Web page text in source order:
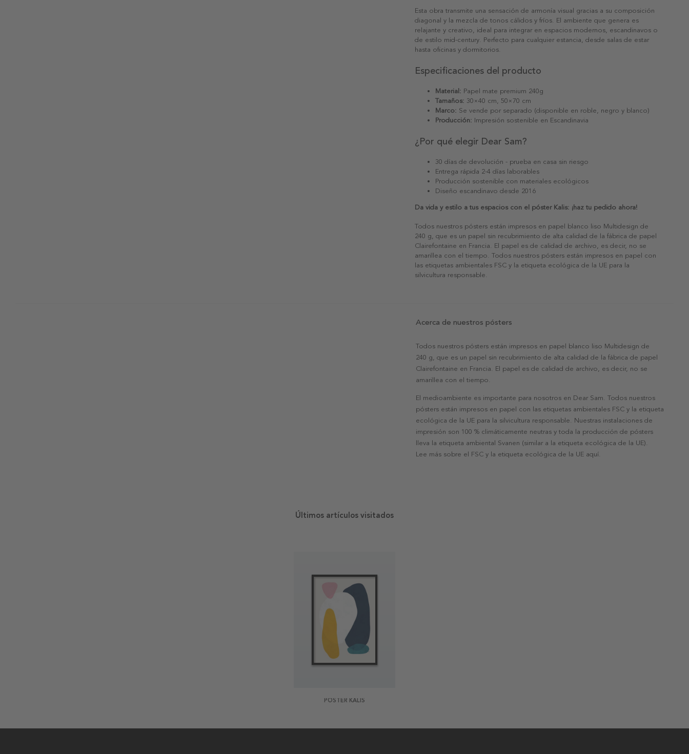
Esta obra transmite una sensación de armonía visual gracias a su composición
diagonal y la mezcla de tonos cálidos y fríos. El ambiente que genera es
relajante y creativo, ideal para integrar en espacios modernos, escandinavos o
de estilo mid-century. Perfecto para cualquier estancia, desde salas de estar
hasta oficinas y dormitorios.
Especificaciones del producto
Material: Papel mate premium 240g
Tamaños: 30×40 cm, 50×70 cm
Marco: Se vende por separado (disponible en roble, negro y blanco)
Producción: Impresión sostenible en Escandinavia
¿Por qué elegir Dear Sam?
30 días de devolución - prueba en casa sin riesgo
Entrega rápida 2-4 días laborables
Producción sostenible con materiales ecológicos
Diseño escandinavo desde 2016
Da vida y estilo a tus espacios con el póster Kalis: ¡haz tu pedido ahora!
Todos nuestros pósters están impresos en papel blanco liso Multidesign de
240 g, que es un papel sin recubrimiento de alta calidad de la fábrica de papel
Clairefontaine en Francia. El papel es de calidad de archivo, es decir, no se
amarillea con el tiempo. Todos nuestros pósters están impresos en papel con
las etiquetas ambientales FSC y la etiqueta ecológica de la UE para la
silvicultura responsable.
Acerca de nuestros pósters
Todos nuestros pósters están impresos en papel blanco liso Multidesign de
240 g, que es un papel sin recubrimiento de alta calidad de la fábrica de papel
Clairefontaine en Francia. El papel es de calidad de archivo, es decir, no se
amarillea con el tiempo.
El medioambiente es importante para nosotros en Dear Sam. Todos nuestros
pósters están impresos en papel con las etiquetas ambientales FSC y la etiqueta
ecológica de la UE para la silvicultura responsable. Nuestras instalaciones de
impresión son 100 % climáticamente neutras y toda la producción de pósters
lleva la etiqueta ambiental Svanen (similar a la etiqueta ecológica de la UE).
Lee más sobre el FSC y la etiqueta ecológica de la UE aquí.
Últimos artículos visitados
POSTER KALIS